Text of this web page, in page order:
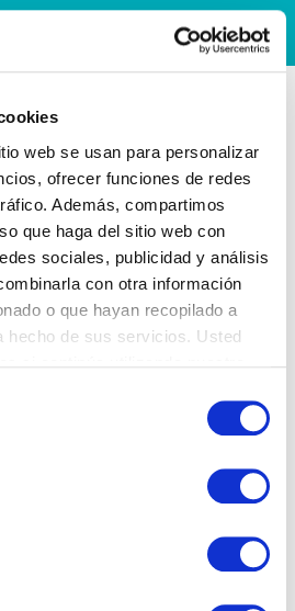
web se usan para personalizar
ofrecer funciones de redes
Además, compartimos
que haga del sitio web con
sociales, publicidad y análisis
con otra información
o que hayan recopilado a
hecho de sus servicios. Usted